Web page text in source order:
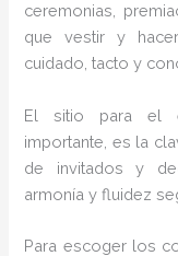
ceremonias,
que vestir y
cuidado, tacto y
El sitio para el
importante, es la
de invitados y
armonía y fluidez
Para escoger los